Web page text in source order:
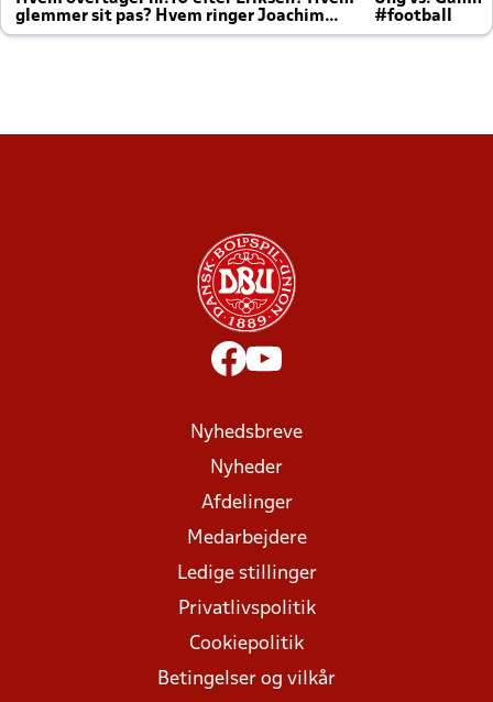
glemmer sit pas? Hvem ringer Joachim
altid til efter kampe?
#football
Nyhedsbreve
Nyheder
Afdelinger
Medarbejdere
Ledige stillinger
Privatlivspolitik
Cookiepolitik
Betingelser og vilkår